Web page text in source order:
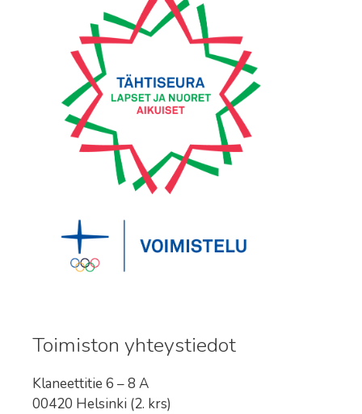
Toimiston yhteystiedot
Klaneettitie 6 – 8 A
00420 Helsinki (2. krs)